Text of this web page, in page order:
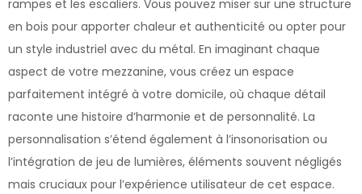
rampes et les escaliers. Vous pouvez miser sur une structure
en bois pour apporter chaleur et authenticité ou opter pour
un style industriel avec du métal. En imaginant chaque
aspect de votre mezzanine, vous créez un espace
parfaitement intégré à votre domicile, où chaque détail
raconte une histoire d’harmonie et de personnalité. La
personnalisation s’étend également à l’insonorisation ou
l’intégration de jeu de lumières, éléments souvent négligés
mais cruciaux pour l’expérience utilisateur de cet espace.